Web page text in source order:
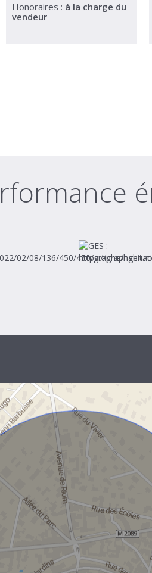
Honoraires : à la charge du
vendeur